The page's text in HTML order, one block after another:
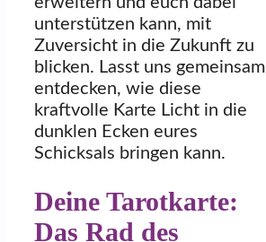
unterstützen kann, mit
Zuversicht in die Zukunft zu
blicken. Lasst uns gemeinsam
entdecken, wie diese
kraftvolle Karte Licht in die
dunklen Ecken eures
Schicksals bringen kann.
Deine Tarotkarte:
Das Rad des